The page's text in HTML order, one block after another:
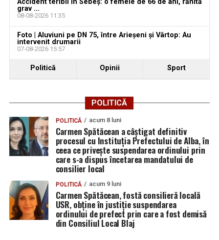
Accident teribil în Sebeș: o femeie de 66 de ani, rănită
grav ...
08-08-2026 11:35
Foto | Aluviuni pe DN 75, între Arieșeni și Vârtop: Au
intervenit drumarii
07-08-2026 15:57
Politică Opinii Sport
POLITICĂ
POLITICĂ acum 8 luni
Carmen Spătăcean a câștigat definitiv
procesul cu Instituția Prefectului de Alba, în
ceea ce privește suspendarea ordinului prin
care s-a dispus încetarea mandatului de
consilier local
POLITICĂ acum 9 luni
Carmen Spătăcean, fostă consilieră locală
USR, obține în justiție suspendarea
ordinului de prefect prin care a fost demisă
din Consiliul Local Blaj